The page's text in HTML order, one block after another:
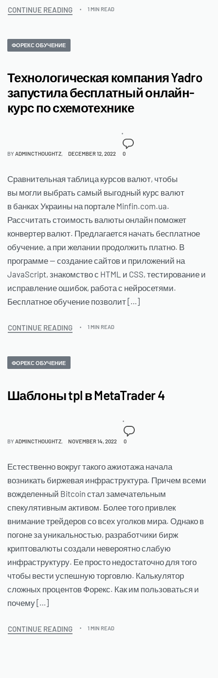
CONTINUE READING 1 MIN READ
ФОРЕКС ОБУЧЕНИЕ
Технологическая компания Yadro
запустила бесплатный онлайн-
курс по схемотехнике
BYADMINCTHOUGHTZ DECEMBER 12, 2022 0
Сравнительная таблица курсов валют, чтобы
вы могли выбрать самый выгодный курс валют
в банках Украины на портале Minfin.com.ua.
Рассчитать стоимость валюты онлайн поможет
конвертер валют. Предлагается начать бесплатное
обучение, а при желании продолжить платно. В
программе — создание сайтов и приложений на
JavaScript, знакомство с HTML и CSS, тестирование и
исправление ошибок, работа с нейросетями.
Бесплатное обучение позволит […]
CONTINUE READING 1 MIN READ
ФОРЕКС ОБУЧЕНИЕ
Шаблоны tpl в MetaTrader 4
BY ADMINCTHOUGHTZ NOVEMBER 14, 2022 0
Естественно вокруг такого ажиотажа начала
возникать биржевая инфраструктура. Причем всеми
вожделенный Bitcoin стал замечательным
спекулятивным активом. Более того привлек
внимание трейдеров со всех уголков мира. Однако в
погоне за уникальностью, разработчики бирж
криптовалюты создали невероятно слабую
инфраструктуру. Ее просто недостаточно для того
чтобы вести успешную торговлю. Калькулятор
сложных процентов Форекс. Как им пользоваться и
почему […]
CONTINUE READING 1 MIN READ